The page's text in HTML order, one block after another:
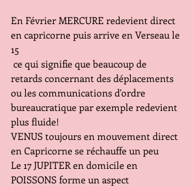
En Février MERCURE redevient direct
en capricorne puis arrive en Verseau le
15
retards concernant des déplacements
ou les communications d'ordre
bureaucratique par exemple redevient
plus fluide!
VENUS toujours en mouvement direct
en Capricorne se réchauffe un peu
Le 17 JUPITER en domicile en
POISSONS forme un aspect